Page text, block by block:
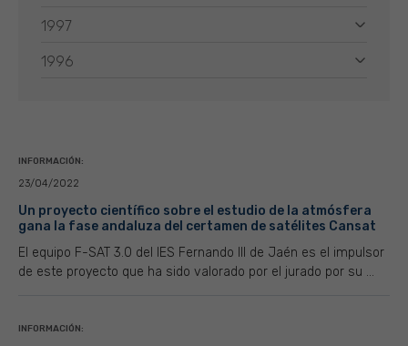
1997
1996
INFORMACIÓN:
23/04/2022
Un proyecto científico sobre el estudio de la atmósfera
gana la fase andaluza del certamen de satélites Cansat
El equipo F-SAT 3.0 del IES Fernando III de Jaén es el impulsor
de este proyecto que ha sido valorado por el jurado por su ...
INFORMACIÓN: